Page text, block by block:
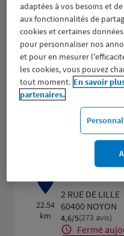
2
20.79
km
SAINT
8 AVENUE DU
02100 ST
4,5/5Note de 4.5 sur 5
(528 avis)
Fermé
22.54
km
2 RUE DE LILLE
60400 NOYON
4,6/5Note de 4.6 sur 5
(273 avis)
Fermé
adaptées à vos besoins et
aux fonctionnalités de
cookies et certaines
pour personnaliser nos
et pour en mesurer
les cookies, vous pouvez
tout moment. En savoir
partenaires.